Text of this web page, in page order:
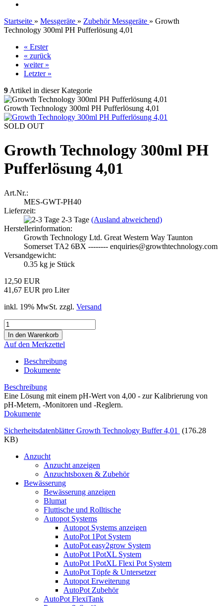
Startseite » Messgeräte » Zubehör Messgeräte » Growth
Technology 300ml PH Pufferlösung 4,01
« Erster
« zurück
weiter »
Letzter »
9 Artikel in dieser Kategorie
Growth Technology 300ml PH Pufferlösung 4,01
SOLD OUT
Growth Technology 300ml PH
Pufferlösung 4,01
Art.Nr.:
MES-GWT-PH40
Lieferzeit:
2-3 Tage (Ausland abweichend)
Herstellerinformation:
Growth Technology Ltd. Great Western Way Taunton
Somerset TA2 6BX -------- enquiries@growthtechnology.com
Versandgewicht:
0.35 kg je Stück
12,50 EUR
41,67 EUR pro Liter
inkl. 19% MwSt. zzgl. Versand
Auf den Merkzettel
Beschreibung
Dokumente
Beschreibung
Eine Lösung mit einem pH-Wert von 4,00 - zur Kalibrierung von
pH-Metern, -Monitoren und -Reglern.
Dokumente
Sicherheitsdatenblätter Growth Technology Buffer 4,01
(176.28
KB)
Anzucht
Anzucht anzeigen
Anzuchtsboxen & Zubehör
Bewässerung
Bewässerung anzeigen
Blumat
Fluttische und Rolltische
Autopot Systems
Autopot Systems anzeigen
AutoPot 1Pot System
AutoPot easy2grow System
AutoPot 1PotXL System
AutoPot 1PotXL Flexi Pot System
AutoPot Töpfe & Untersetzer
Autopot Erweiterung
AutoPot Zubehör
AutoPot FlexiTank